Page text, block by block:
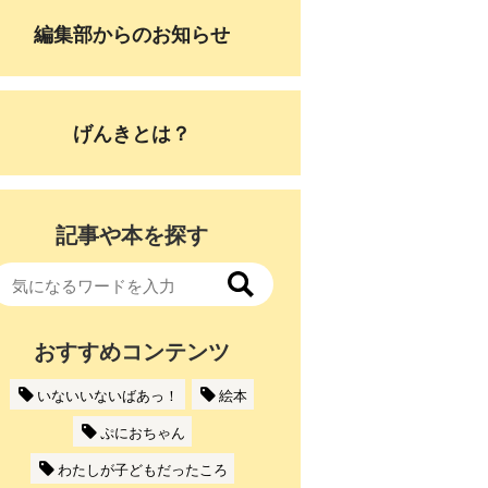
編集部からのお知らせ
げんきとは？
記事や本を探す
おすすめコンテンツ
いないいないばあっ！
絵本
ぷにおちゃん
わたしが子どもだったころ